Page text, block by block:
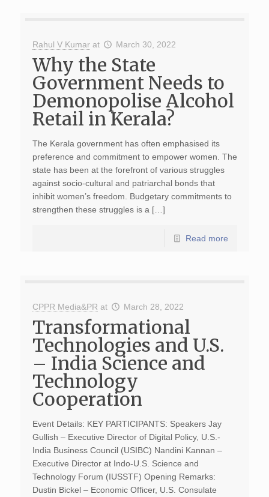
Rahul V Kumar at March 30, 2022
Why the State
Government Needs to
Demonopolise Alcohol
Retail in Kerala?
The Kerala government has often emphasised its
preference and commitment to empower women. The
state has been at the forefront of various struggles
against socio-cultural and patriarchal bonds that
inhibit women’s freedom. Budgetary commitments to
strengthen these struggles is a […]
Read more
CPPR Media&PR at March 28, 2022
Transformational
Technologies and U.S.
– India Science and
Technology
Cooperation
Event Details: KEY PARTICIPANTS: Speakers Jay
Gullish – Executive Director of Digital Policy, U.S.-
India Business Council (USIBC) Nandini Kannan –
Executive Director at Indo-U.S. Science and
Technology Forum (IUSSTF) Opening Remarks:
Dustin Bickel – Economic Officer, U.S. Consulate